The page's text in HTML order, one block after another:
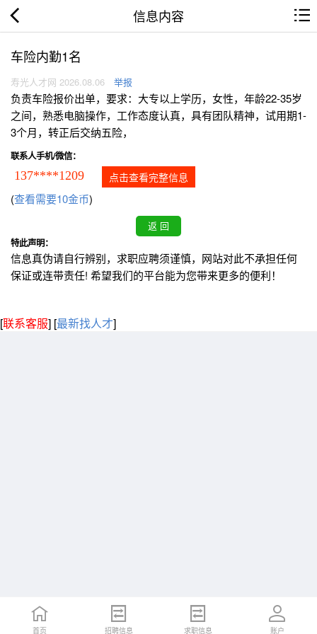
信息内容
车险内勤1名
寿光人才网 2026.08.06 举报
负责车险报价出单，要求：大专以上学历，女性，年龄22-35岁
之间，熟悉电脑操作，工作态度认真，具有团队精神，试用期1-
3个月，转正后交纳五险，
联系人手机/微信：
137****1209 点击查看完整信息
(查看需要10金币)
特此声明：
信息真伪请自行辨别，求职应聘须谨慎，网站对此不承担任何
保证或连带责任! 希望我们的平台能为您带来更多的便利！
[联系客服] [最新找人才]
首页 招聘信息 求职信息 账户